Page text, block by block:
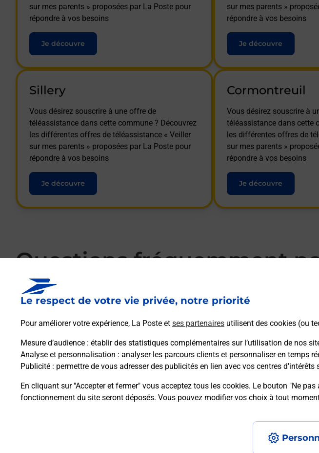
Le respect de votre vie privée, notre priorité
Pour améliorer votre expérience, La Poste et ses partenaires utilisent des cookies (ou
Mesure d’audience : établir des statistiques complémentaires sur l’utilisation de nos
Analyse et personnalisation : analyser les parcours clients et personnaliser en temps
Publicité : permettre de vous adresser des publicités en lien avec vos centres d’intérêts
En cliquant sur "Accepter et fermer" vous acceptez tous les cookies. Le bouton "Ne
fonctionnement du site seront déposés. Vous pouvez modifier vos choix à tout
sur mes parents » proposées par La Poste pour
répondre à vos besoins
Je découvre
sur mes parents »
répondre à vos besoins
Je découvre
Sillery
Vous désirez souscrire à une offre de
téléassistance dans cette commune ? Découvrez
les différentes offres de téléassistance « Veiller
sur mes parents » proposées par La Poste pour
répondre à vos besoins
Je découvre
Cormontreuil
Vous désirez souscrire à
téléassistance dans cette
les différentes offres de
sur mes parents »
répondre à vos besoins
Je découvre
Questions fréquemment
La téléassistance classique avec médaillon d’alarme qu’est ce que
Comment fonctionne la téléassistance classique ?
Comment est installée la téléassistance classique ?